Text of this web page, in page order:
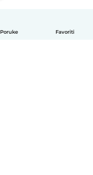
Poruke Favoriti